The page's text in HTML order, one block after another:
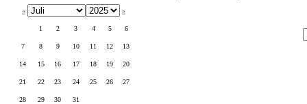
« »
1 2 3 4 5 6
7 8 9 10 11 12 13
14 15 16 17 18 19 20
21 22 23 24 25 26 27
28 29 30 31